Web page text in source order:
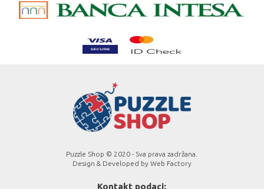
Puzzle Shop © 2020 - Sva prava zadržana.
Design & Developed by Web Factory
Kontakt podaci: